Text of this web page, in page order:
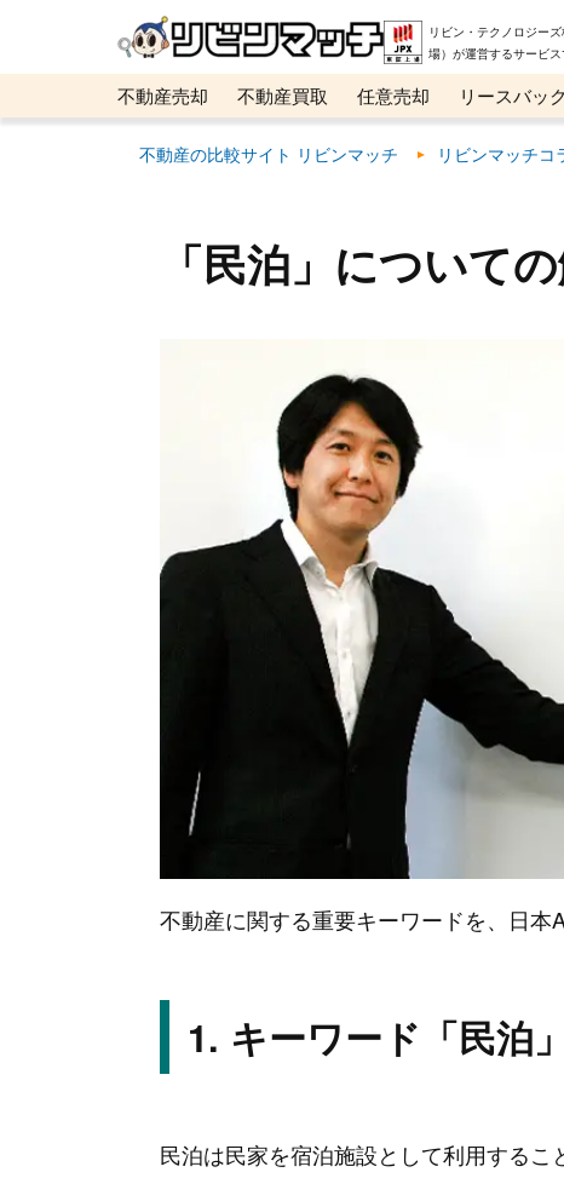
リビン・テクノロジー
場）が運営するサー
不動産売却 不動産買取 任意売却 リースバック
メタ住宅展示場
ベスト不動産カンパニー オンラ
不動産の比較サイト リビンマッチ リビンマッチコ
「民泊」について
不動産に関する重要キーワードを、日本
キーワード「民泊
民泊は民家を宿泊施設として利用するこ